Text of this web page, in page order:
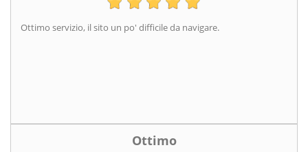
Ottimo servizio, il sito un po' difficile da navigare.
Ottimo